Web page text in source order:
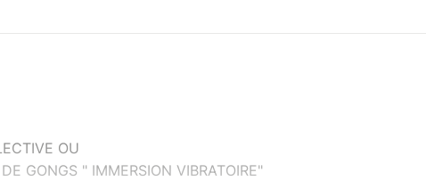
OU
GONGS " IMMERSION VIBRATOIRE"